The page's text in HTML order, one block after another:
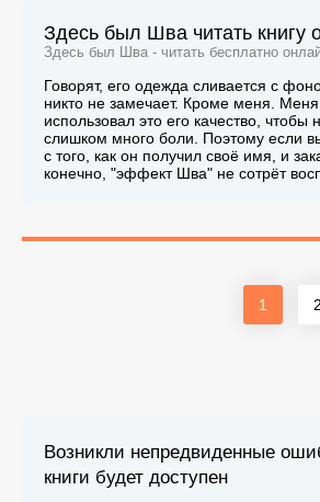
Здесь был Шва читать книгу
Здесь был Шва - читать бесплатно
Говорят, его одежда сливается с
никто не замечает. Кроме меня.
использовал это его качество,
слишком много боли. Поэтому если
с того, как он получил своё имя, и
конечно, "эффект Шва" не сотрёт
1 2
Возникли непредвиденные
книги будет доступен